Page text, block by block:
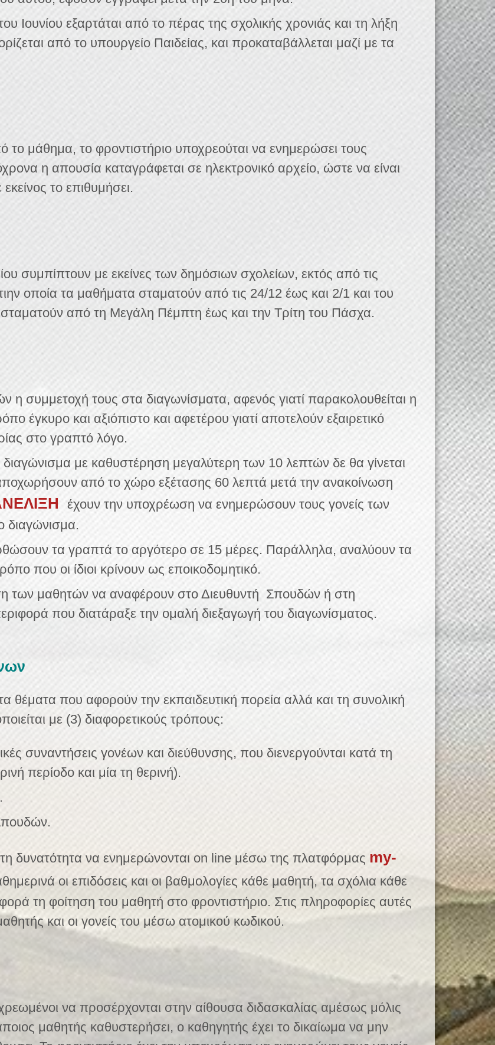
Ιουνίου εξαρτάται από το πέρας της σχολικής χρονιάς και τη λήξη
από το υπουργείο Παιδείας, και προκαταβάλλεται μαζί με τα
μάθημα, το φροντιστήριο υποχρεούται να ενημερώσει τους
η απουσία καταγράφεται σε ηλεκτρονικό αρχείο, ώστε να είναι
το επιθυμήσει.
συμπίπτουν με εκείνες των δημόσιων σχολείων, εκτός από τις
οποία τα μαθήματα σταματούν από τις 24/12 έως και 2/1 και του
από τη Μεγάλη Πέμπτη έως και την Τρίτη του Πάσχα.
συμμετοχή τους στα διαγωνίσματα, αφενός γιατί παρακολουθείται η
έγκυρο και αξιόπιστο και αφετέρου γιατί αποτελούν εξαιρετικό
στο γραπτό λόγο.
με καθυστέρηση μεγαλύτερη των 10 λεπτών δε θα γίνεται
από το χώρο εξέτασης 60 λεπτά μετά την ανακοίνωση
έχουν την υποχρέωση να ενημερώσουν τους γονείς των
τα γραπτά το αργότερο σε 15 μέρες. Παράλληλα, αναλύουν τα
που οι ίδιοι κρίνουν ως εποικοδομητικό.
των μαθητών να αναφέρουν στο Διευθυντή Σπουδών ή στη
που διατάραξε την ομαλή διεξαγωγή του διαγωνίσματος.
που αφορούν την εκπαιδευτική πορεία αλλά και τη συνολική
με (3) διαφορετικούς τρόπους:
συναντήσεις γονέων και διεύθυνσης, που διενεργούνται κατά τη
περίοδο και μία τη θερινή).
τη δυνατότητα να ενημερώνονται on line μέσω της πλατφόρμας my-
οι επιδόσεις και οι βαθμολογίες κάθε μαθητή, τα σχόλια κάθε
τη φοίτηση του μαθητή στο φροντιστήριο. Στις πληροφορίες αυτές
και οι γονείς του μέσω ατομικού κωδικού.
να προσέρχονται στην αίθουσα διδασκαλίας αμέσως μόλις
μαθητής καθυστερήσει, ο καθηγητής έχει το δικαίωμα να μην